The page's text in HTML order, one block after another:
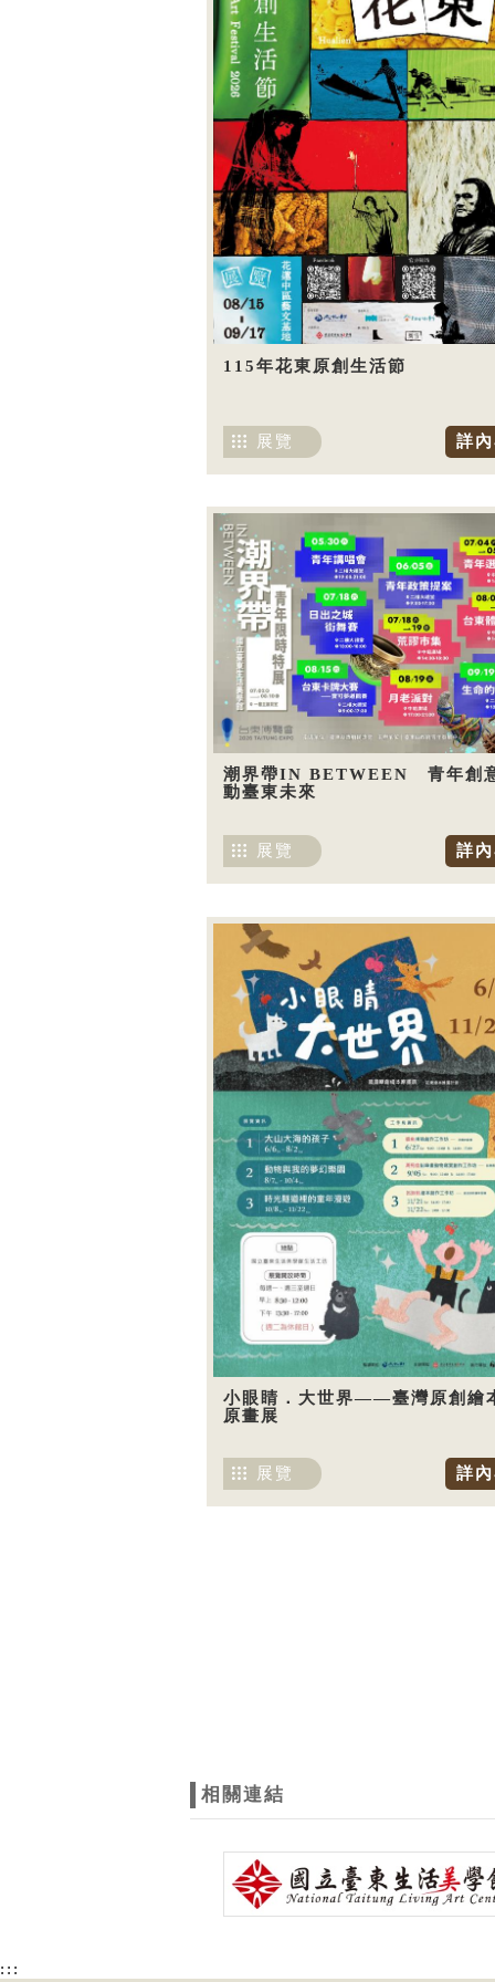
115年花東原創生活節
詳
展覽
潮界帶IN BETWEEN 青年創
動臺東未來
詳
展覽
小眼睛．大世界——臺灣原創繪
原畫展
詳
展覽
相關連結
:::